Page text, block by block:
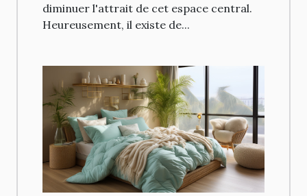
diminuer l'attrait de cet espace central.
Heureusement, il existe de...